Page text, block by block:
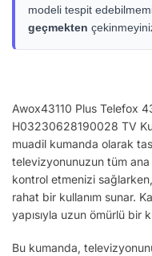
modeli tespit
geçmekten
Awox43110 Plus Telefox
H03230628190028 TV
muadil kumanda olarak
televizyonunuzun tüm ana
kontrol etmenizi sağlarken,
rahat bir kullanım sunar.
yapısıyla uzun ömürlü bir
Bu kumanda,